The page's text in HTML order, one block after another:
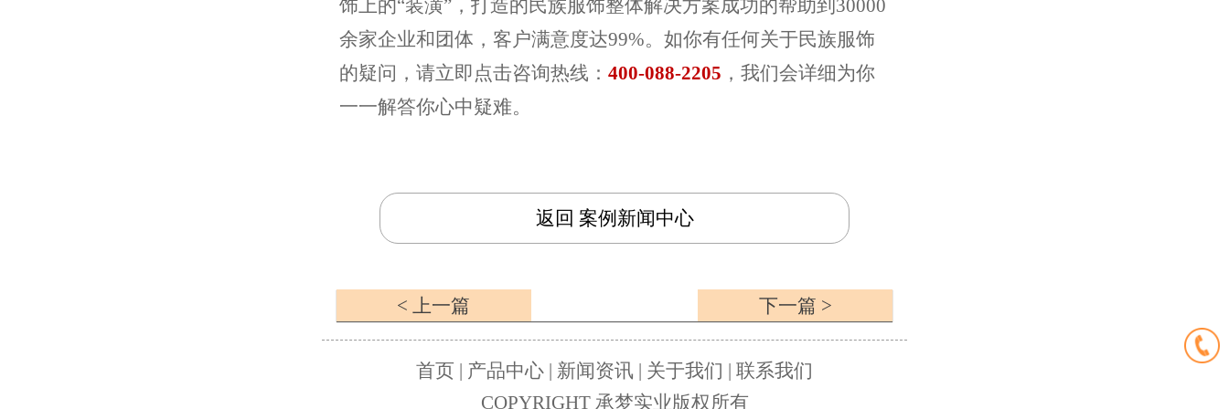
饰上的“装潢”，打造的民族服饰整体解决方案成功的帮助到30000
余家企业和团体，客户满意度达99%。如你有任何关于民族服饰
的疑问，请立即点击咨询热线：400-088-2205 ，我们会详细为你
一一解答你心中疑难。
返回 案例新闻中心
< 上一篇 下一篇 >
首页 | 产品中心 | 新闻资讯 | 关于我们 | 联系我们
COPYRIGHT 承梦实业版权所有